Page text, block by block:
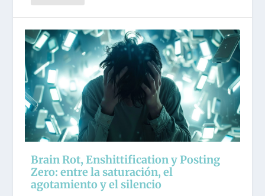
Brain Rot, Enshittification y Posting
Zero: entre la saturación, el
agotamiento y el silencio